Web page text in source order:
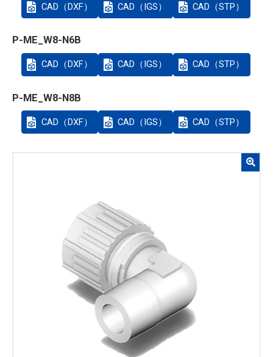
CAD（DXF） CAD（IGS） CAD（STP）
P-ME_W8-N6B
CAD（DXF） CAD（IGS） CAD（STP）
P-ME_W8-N8B
CAD（DXF） CAD（IGS） CAD（STP）